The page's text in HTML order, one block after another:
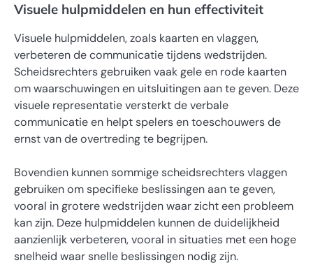
Visuele hulpmiddelen en hun effectiviteit
Visuele hulpmiddelen, zoals kaarten en vlaggen,
verbeteren de communicatie tijdens wedstrijden.
Scheidsrechters gebruiken vaak gele en rode kaarten
om waarschuwingen en uitsluitingen aan te geven. Deze
visuele representatie versterkt de verbale
communicatie en helpt spelers en toeschouwers de
ernst van de overtreding te begrijpen.
Bovendien kunnen sommige scheidsrechters vlaggen
gebruiken om specifieke beslissingen aan te geven,
vooral in grotere wedstrijden waar zicht een probleem
kan zijn. Deze hulpmiddelen kunnen de duidelijkheid
aanzienlijk verbeteren, vooral in situaties met een hoge
snelheid waar snelle beslissingen nodig zijn.